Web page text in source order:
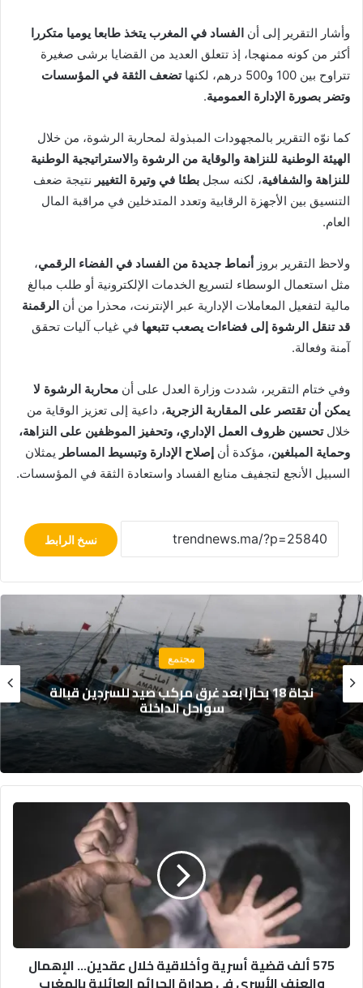
وأشار التقرير إلى أن الفساد في المغرب يتخذ طابعا يوميا متكررا
أكثر من كونه ممنهجا، إذ تتعلق العديد من القضايا برشى صغيرة
تتراوح بين 100 و500 درهم، لكنها
تضعف الثقة في المؤسسات
وتضر بصورة الإدارة العمومية.
كما نوّه التقرير بالمجهودات المبذولة لمحاربة الرشوة، من خلال
الهيئة الوطنية للنزاهة والوقاية من الرشوة والاستراتيجية الوطنية
للنزاهة والشفافية، لكنه سجل بطئا في وتيرة التغيير نتيجة ضعف
التنسيق بين الأجهزة الرقابية وتعدد المتدخلين في مراقبة المال
العام.
ولاحظ التقرير بروز أنماط جديدة من الفساد في الفضاء الرقمي،
مثل استعمال الوسطاء لتسريع الخدمات الإلكترونية أو طلب مبالغ
مالية لتفعيل المعاملات الإدارية عبر الإنترنت، محذرا من أن الرقمنة
قد تنقل الرشوة إلى فضاءات يصعب تتبعها في غياب آليات تحقق
آمنة وفعالة.
وفي ختام التقرير، شددت وزارة العدل على أن محاربة الرشوة لا
يمكن أن تقتصر على المقاربة الزجرية، داعية إلى تعزيز الوقاية من
خلالتحسين ظروف العمل الإداري، وتحفيز الموظفين على النزاهة،
وحماية المبلغين، مؤكدة أن إصلاح الإدارة وتبسيط المساطر يمثلان
السبيل الأنجع لتجفيف منابع الفساد واستعادة الثقة في المؤسسات.
نسخ الرابط
مجتمع
نجاة 18 بحارًا بعد غرق مركب صيد للسردين قبالة
سواحل الداخلة
575
والعنف
الأسري
575 ألف قضية أسرية وأخلاقية خلال عقدين... الإهمال
والعنف الأسري في صدارة الجرائم العائلية بالمغرب